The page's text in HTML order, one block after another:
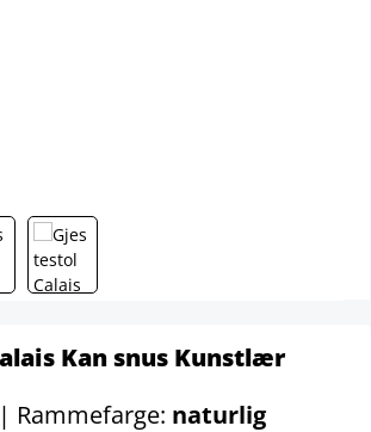
Kan snus Kunstlær
| Rammefarge: naturlig